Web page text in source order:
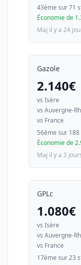
43ème sur 71
Économie de
Maj il y a 24
Gazole
2.140€
vs Isère
vs Auvergne-
vs France
56ème sur
Économie de
Maj il y a 3
GPLc
1.080€
vs Isère
vs Auvergne-
vs France
17ème sur 23